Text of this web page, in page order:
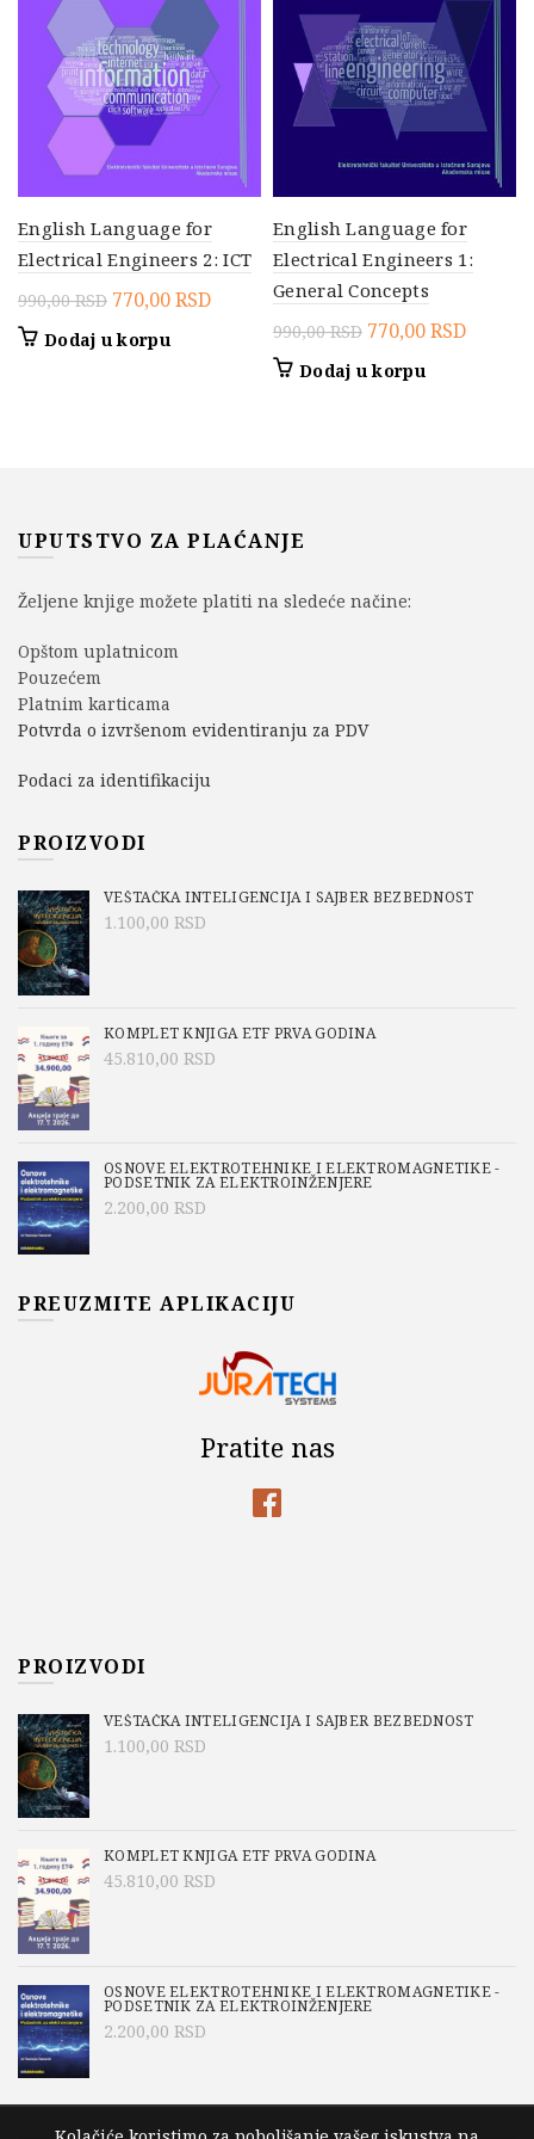
English Language for
Electrical Engineers 2: ICT
990,00RSD Originalna
cena
770,00RSDTrenutna
Dodaj u korpu
English Language for
Electrical Engineers 1:
General Concepts
990,00RSD Originalna
cena
770,00RSD
Dodaj u korpu
UPUTSTVO ZA PLAĆANJE
Željene knjige možete platiti na sledeće načine:
Opštom uplatnicom
Pouzećem
Platnim karticama
Potvrda o izvršenom evidentiranju za PDV
Podaci za identifikaciju
PROIZVODI
VEŠTAČKA INTELIGENCIJA I SAJBER BEZBEDNOST
1.100,00 RSD
KOMPLET KNJIGA ETF PRVA GODINA
45.810,00 RSD
OSNOVE ELEKTROTEHNIKE I ELEKTROMAGNETIKE -
PODSETNIK ZA ELEKTROINŽENJERE
2.200,00 RSD
PREUZMITE APLIKACIJU
Pratite nas
PROIZVODI
VEŠTAČKA INTELIGENCIJA I SAJBER BEZBEDNOST
1.100,00 RSD
KOMPLET KNJIGA ETF PRVA GODINA
45.810,00 RSD
OSNOVE ELEKTROTEHNIKE I ELEKTROMAGNETIKE -
PODSETNIK ZA ELEKTROINŽENJERE
2.200,00 RSD